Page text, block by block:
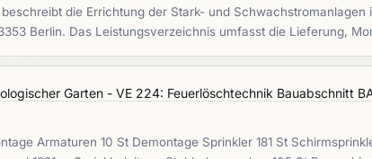
die Errichtung der Stark- und
Berlin. Das Leistungsverzeichnis umfasst die Lieferung,
Garten - VE 224: Feuerlöschtechnik Bauabschnitt
Armaturen 10 St Demontage Sprinkler 181 St